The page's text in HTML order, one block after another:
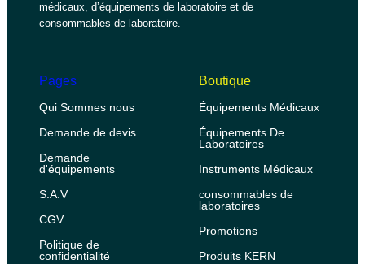
médicaux, d’équipements de laboratoire et de
consommables de laboratoire.
Pages
Qui Sommes nous
Demande de devis
Demande
d'équipements
S.A.V
CGV
Politique de
confidentialité
Boutique
Équipements Médicaux
Équipements De
Laboratoires
Instruments Médicaux
consommables de
laboratoires
Promotions
Produits KERN